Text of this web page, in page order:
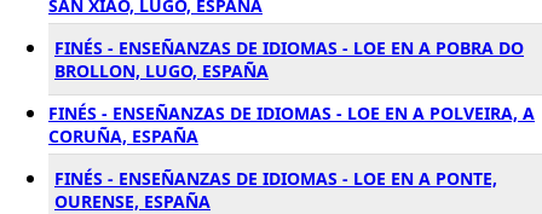
SAN XIAO, LUGO, ESPAÑA
FINÉS - ENSEÑANZAS DE IDIOMAS - LOE EN A POBRA DO
BROLLON, LUGO, ESPAÑA
FINÉS - ENSEÑANZAS DE IDIOMAS - LOE EN A POLVEIRA, A
CORUÑA, ESPAÑA
FINÉS - ENSEÑANZAS DE IDIOMAS - LOE EN A PONTE,
OURENSE, ESPAÑA